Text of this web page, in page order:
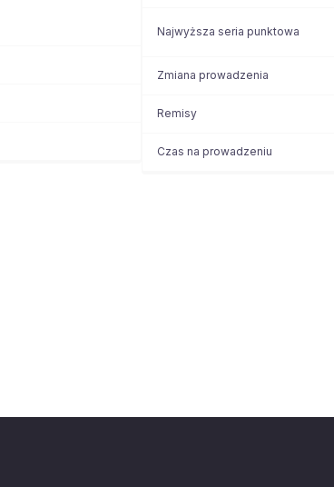
Najwyższa seria punktowa
Zmiana prowadzenia
Remisy
Czas na prowadzeniu